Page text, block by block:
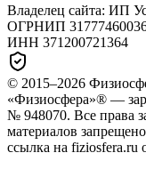
Владелец сайта: ИП
ОГРНИП
ИНН 371200721364
© 2015–2026
«Физиосфера»® —
№ 948070. Все права
материалов
ссылка на fiziosfera.ru